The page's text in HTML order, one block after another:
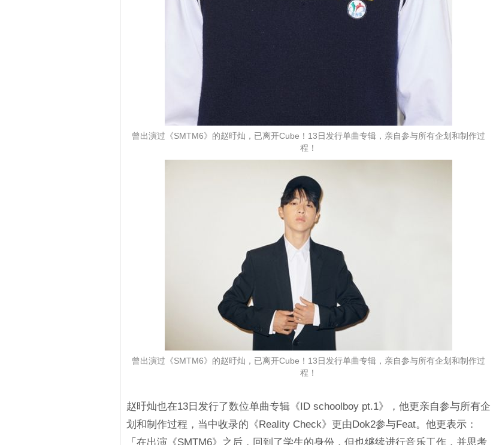
曾出演过《SMTM6》的赵旴灿，已离开Cube！13日发行单曲专辑，亲自参与所有企划和制作过
程！
曾出演过《SMTM6》的赵旴灿，已离开Cube！13日发行单曲专辑，亲自参与所有企划和制作过
程！
赵旴灿也在13日发行了数位单曲专辑《ID schoolboy pt.1》，他更亲自参与所有企
划和制作过程，当中收录的《Reality Check》更由Dok2参与Feat。他更表示：
「在出演《SMTM6》之后，回到了学生的身份，但也继续进行音乐工作，并思考